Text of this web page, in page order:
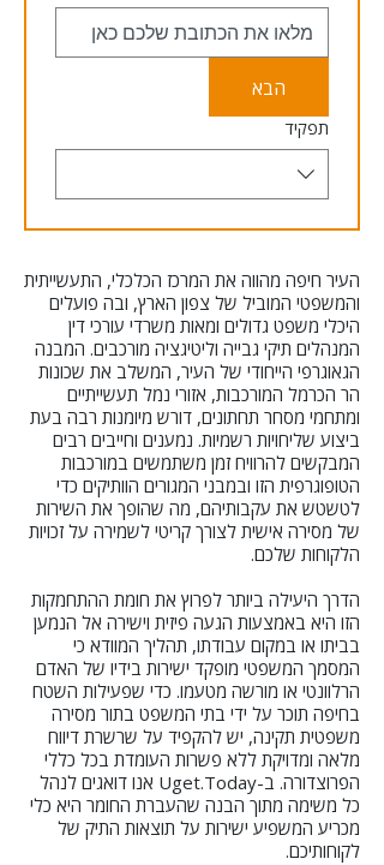
הבא
תפקיד
העיר חיפה מהווה את המרכז הכלכלי, התעשייתית
והמשפטי המוביל של צפון הארץ, ובה פועלים
היכלי משפט גדולים ומאות משרדי עורכי דין
המנהלים תיקי גבייה וליטיגציה מורכבים. המבנה
הגאוגרפי הייחודי של העיר, המשלב את שכונות
הר הכרמל המורכבות, אזורי נמל תעשייתיים
ומתחמי מסחר תחתונים, דורש מיומנות רבה בעת
ביצוע שליחויות רשמיות. נמענים וחייבים רבים
המבקשים להרוויח זמן משתמשים במורכבות
הטופוגרפית הזו ובמבני המגורים הוותיקים כדי
לטשטש את עקבותיהם, מה שהופך את השירות
של מסירה אישית לצורך קריטי לשמירה על זכויות
הלקוחות שלכם.
הדרך היעילה ביותר לפרוץ את חומת ההתחמקות
הזו היא באמצעות הגעה פיזית וישירה אל הנמען
בביתו או במקום עבודתו, תהליך המוודא כי
המסמך המשפטי מופקד ישירות בידיו של האדם
הרלוונטי או מורשה מטעמו. כדי שפעילות השטח
בחיפה תוכר על ידי בתי המשפט בתור מסירה
משפטית תקינה, יש להקפיד על שרשרת דיווח
מלאה ומדויקת ללא פשרות העומדת בכל כללי
הפרוצדורה. ב-Uget.Today אנו דואגים לנהל
כל משימה מתוך הבנה שהעברת החומר היא כלי
מכריע המשפיע ישירות על תוצאות התיק של
לקוחותיכם.